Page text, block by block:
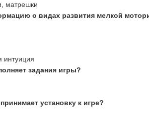
матрешки
о видах развития мелкой
интуиция
задания игры?
установку к игре?